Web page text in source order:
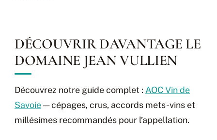
DÉCOUVRIR DAVANTAGE LE
DOMAINE JEAN VULLIEN
Découvrez notre guide complet : AOC Vin de
Savoie— cépages, crus, accords mets-vins et
millésimes recommandés pour l’appellation.